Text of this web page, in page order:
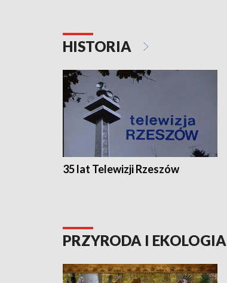
HISTORIA
35 lat Telewizji Rzeszów
PRZYRODA I EKOLOGIA